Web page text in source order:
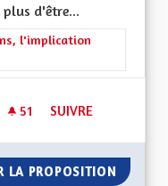
d'être...
: Les solidarités, les soins
l'implication
51 51 ABONNÉS
SUIVRE
LA PROPOSITION PRISE